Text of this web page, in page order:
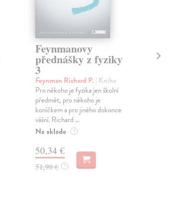
Feynmanovy
přednášky z fyziky
3
Feynman Richard P. | Kniha
Pro někoho je fyzika jen školní
předmět, pro někoho je
koníčkem a pro jiného dokonce
vášní. Richard ...
Na sklade ?
50,34 €
51,90 € ?